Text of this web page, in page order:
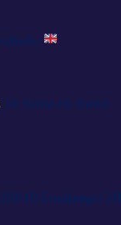
Di Mano in Mano
Cambiago MI